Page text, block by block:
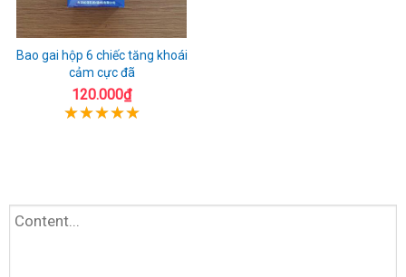
Bao gai hộp 6 chiếc tăng khoái
cảm cực đã
120.000₫